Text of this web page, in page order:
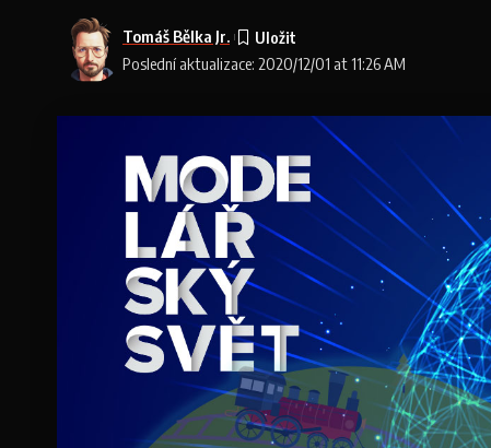
Poslední aktualizace: 2020/12/01 at 11:26 AM
Tomáš Bělka Jr.